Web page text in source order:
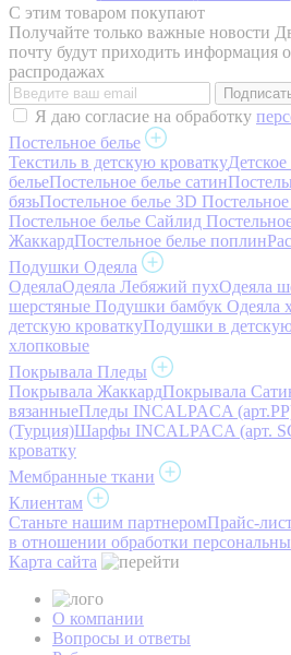
С этим товаром покупают
Получайте только важные новости
почту будут приходить информация
распродажах
Я даю согласие на обработку
Постельное белье
Текстиль в детскую кроватку
бельеПостельное белье сатин
бязьПостельное белье 3D
Постельное белье Сайлид
ЖаккардПостельное белье поплин
Подушки Одеяла
ОдеялаОдеяла Лебяжий пухОдеяла
шерстяные Подушки бамбук Одеяла
детскую кроваткуПодушки в
хлопковые
Покрывала Пледы
Покрывала ЖаккардПокрывала
вязанныеПледы INCALPACA
(Турция)Шарфы INCALPACA (арт.
кроватку
Мембранные ткани
Клиентам
Станьте нашим партнеромПрайс-
в отношении обработки
Карта сайта
О компании
Вопросы и ответы